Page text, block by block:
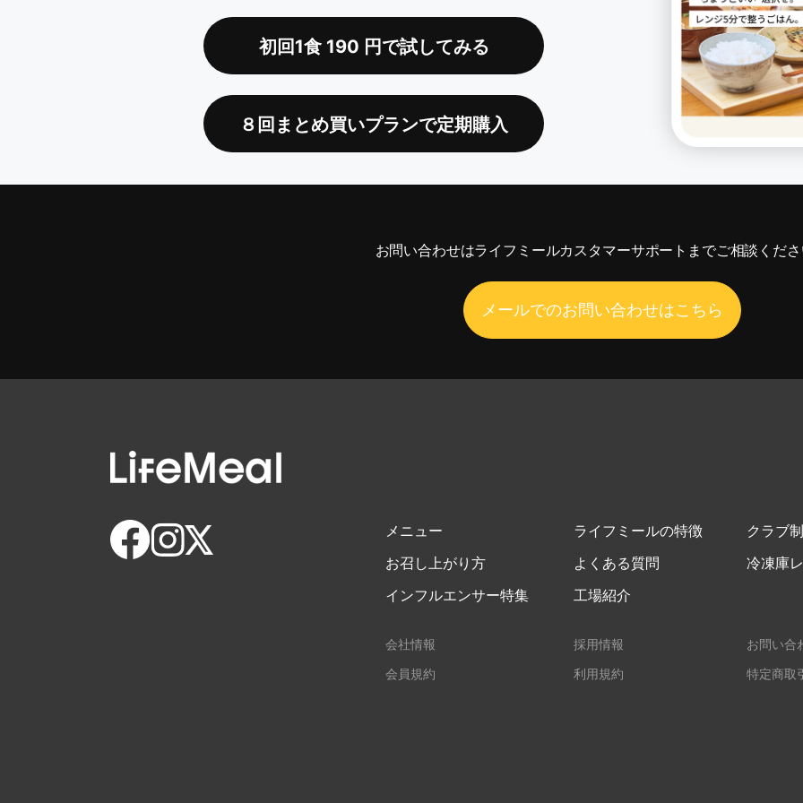
初回1食190 円で試してみる
８回まとめ買いプランで定期購入
お問い合わせはライフミールカスタマーサポートまでご相談くだ
メールでのお問い合わせはこちら
メニュー ライフミールの特徴
クラブ
お召し上がり方
よくある質問
冷凍庫
インフルエンサー特集
工場紹介
会社情報 採用情報
お問い合
会員規約
利用規約 特定商取